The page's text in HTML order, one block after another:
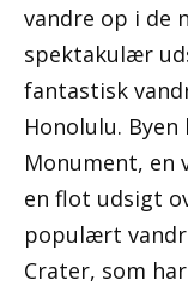
vandre op i de
spektakulær
fantastisk
Honolulu.
Monument, en
en flot udsigt
populært
Crater, som